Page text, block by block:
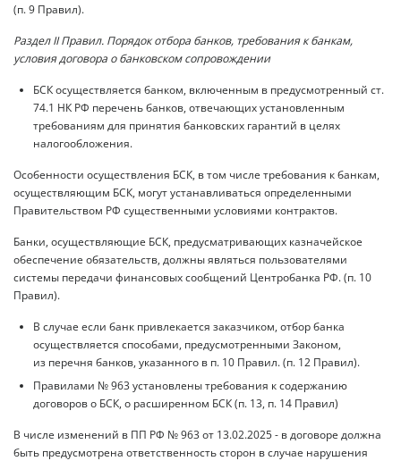
(п. 9 Правил).
Раздел II Правил. Порядок отбора банков, требования к банкам,
условия договора о банковском сопровождении
БСК осуществляется банком, включенным в предусмотренный ст.
74.1 НК РФ перечень банков, отвечающих установленным
требованиям для принятия банковских гарантий в целях
налогообложения.
Особенности осуществления БСК, в том числе требования к банкам,
осуществляющим БСК, могут устанавливаться определенными
Правительством РФ существенными условиями контрактов.
Банки, осуществляющие БСК, предусматривающих казначейское
обеспечение обязательств, должны являться пользователями
системы передачи финансовых сообщений Центробанка РФ. (п. 10
Правил).
В случае если банк привлекается заказчиком, отбор банка
осуществляется способами, предусмотренными Законом,
из перечня банков, указанного в п. 10 Правил. (п. 12 Правил).
Правилами № 963 установлены требования к содержанию
договоров о БСК, о расширенном БСК (п. 13, п. 14 Правил)
В числе изменений в ПП РФ № 963 от 13.02.2025 - в договоре должна
быть предусмотрена ответственность сторон в случае нарушения